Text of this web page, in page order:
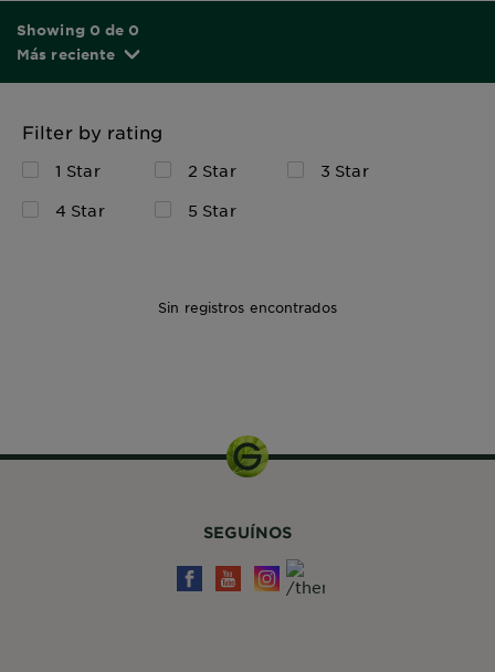
Showing 0 de 0
Más reciente
Filter by rating
1 Star 2 Star
3 Star
4 Star
5 Star
Sin registros encontrados
SEGUÍNOS